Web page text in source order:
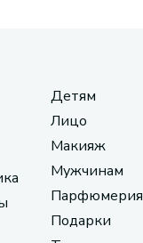
Детям
Лицо
Макияж
Мужчинам
Парфюмерия
Подарки